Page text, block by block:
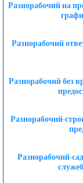
Разнорабочий на
Разнорабочий
Разнорабочий без
Разнорабочий-
Разнорабочий-